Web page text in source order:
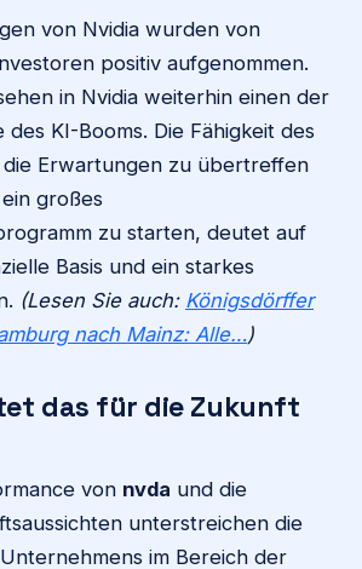
von Nvidia wurden von
positiv aufgenommen.
in Nvidia weiterhin einen der
KI-Booms. Die Fähigkeit des
Erwartungen zu übertreffen
großes
zu starten, deutet auf
Basis und ein starkes
(Lesen Sie auch: Königsdörffer
nach Mainz: Alle…)
das für die Zukunft
von nvda und die
unterstreichen die
im Bereich der